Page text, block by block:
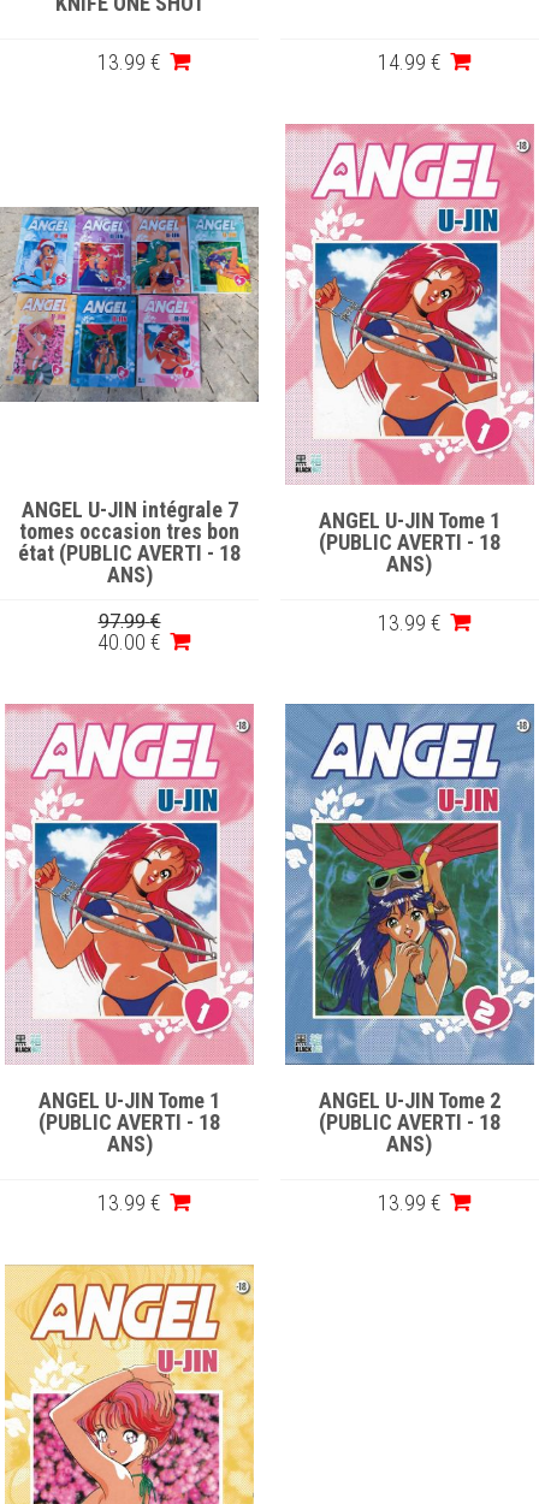
13 .99 € 14.99 €
ANGEL U-JIN intégrale 7
tomes occasion tres bon
état (PUBLIC AVERTI - 18
ANS)
97.99 €
40 .00 €
ANGEL U-JIN Tome 1
(PUBLIC AVERTI - 18
ANS)
13 .99 €
ANGEL U-JIN Tome 1
(PUBLIC AVERTI - 18
ANS)
13 .99 €
ANGEL U-JIN Tome 2
(PUBLIC AVERTI - 18
ANS)
13 .99 €